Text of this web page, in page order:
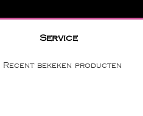
Service
Recent bekeken producten